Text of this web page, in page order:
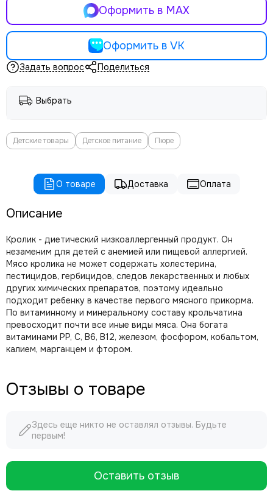
Оформить в MAX
Оформить в VK
Задать вопрос Поделиться
Выбрать
Детские товары Детское питание Пюре
О товаре Доставка Оплата
Описание
Кролик - диетический низкоаллергенный продукт. Он
незаменим для детей с анемией или пищевой аллергией.
Мясо кролика не может содержать холестерина,
пестицидов, гербицидов, следов лекарственных и любых
других химических препаратов, поэтому идеально
подходит ребенку в качестве первого мясного прикорма.
По витаминному и минеральному составу крольчатина
превосходит почти все иные виды мяса. Она богата
витаминами PP, C, B6, B12, железом, фосфором, кобальтом,
калием, марганцем и фтором.
Отзывы о товаре
Здесь еще никто не оставлял отзывы. Будьте
первым!
Оставить отзыв